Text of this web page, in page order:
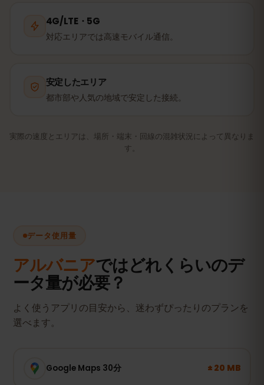
4G/LTE・5G
対応エリアでは高速モバイル通信。
安定したエリア
都市部や人気の地域で安定した接続。
実際の速度とエリアは、場所・端末・回線の混雑状況によって異なりま
す。
データ使用量
アルバニアではどれくらいのデ
ータ量が必要？
よく使うアプリの目安から、迷わずぴったりのプランを
選べます。
Google Maps 30分 ± 20 MB